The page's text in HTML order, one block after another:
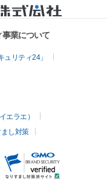
業について
リティ24」
エラエ）
し対策